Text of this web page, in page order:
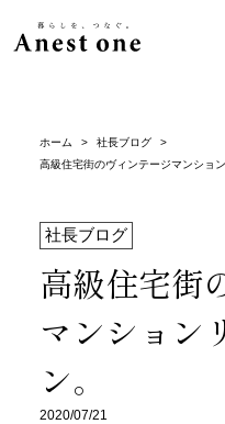
ホーム > 社長ブログ
>
高級住宅街のヴィンテージマンショ
社長ブログ
高級住宅街
マンション
ン。
2020/07/21